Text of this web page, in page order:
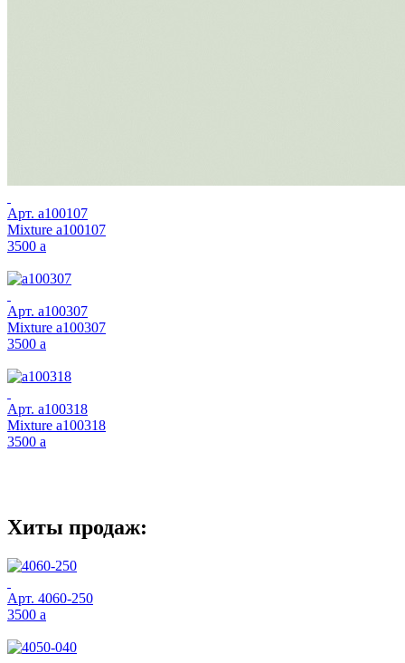
Арт. a100107
Mixture a100107
3500 a
Арт. a100307
Mixture a100307
3500 a
Арт. a100318
Mixture a100318
3500 a
Хиты продаж:
Арт. 4060-250
3500 a